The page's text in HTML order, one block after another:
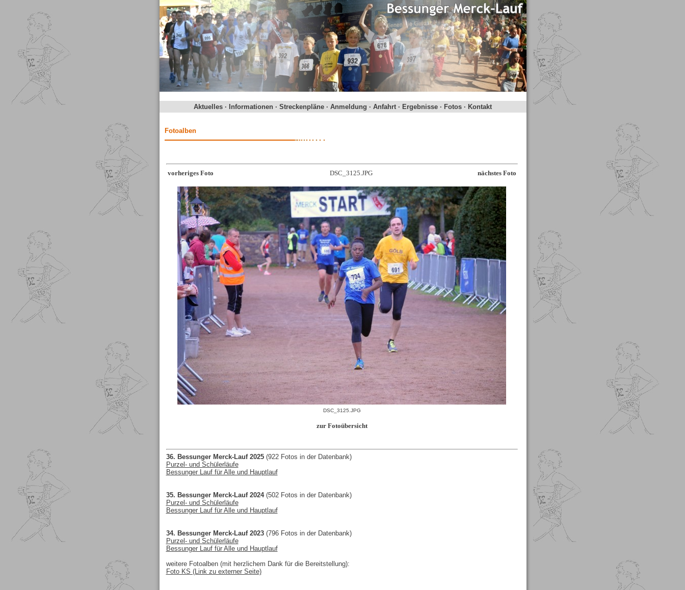
Aktuelles· Informationen· Streckenpläne· Anmeldung · Anfahrt· Ergebnisse· Fotos· Kontakt
Fotoalben
vorheriges Foto DSC_3125.JPG nächstes Foto
DSC_3125.JPG
zur Fotoübersicht
36. Bessunger Merck-Lauf 2025(922 Fotos in der Datenbank)
Purzel- und Schülerläufe
Bessunger Lauf für Alle und Hauptlauf
35. Bessunger Merck-Lauf 2024(502 Fotos in der Datenbank)
Purzel- und Schülerläufe
Bessunger Lauf für Alle und Hauptlauf
34. Bessunger Merck-Lauf 2023(796 Fotos in der Datenbank)
Purzel- und Schülerläufe
Bessunger Lauf für Alle und Hauptlauf
weitere Fotoalben (mit herzlichem Dank für die Bereitstellung):
Foto KS (Link zu externer Seite)